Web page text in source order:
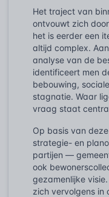
Het traject van
ontvouwt zich
het is eerder een
altijd complex.
analyse van de
identificeert men
bebouwing,
stagnatie. Waar
vraag staat
Op basis van
strategie- en
partijen —
ook
gezamenlijke
zich vervolgens in